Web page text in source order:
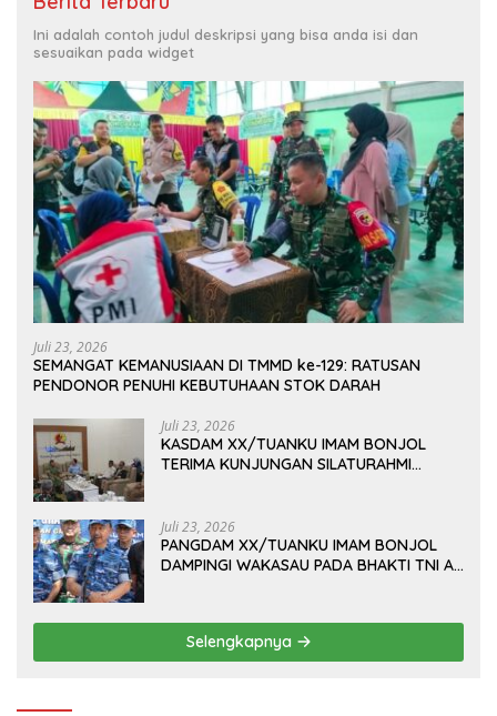
Ini adalah contoh judul deskripsi yang bisa anda isi dan
sesuaikan pada widget
Juli 23, 2026
SEMANGAT KEMANUSIAAN DI TMMD ke-129: RATUSAN
PENDONOR PENUHI KEBUTUHAAN STOK DARAH
Juli 23, 2026
KASDAM XX/TUANKU IMAM BONJOL
TERIMA KUNJUNGAN SILATURAHMI
Juli 23, 2026
PANGDAM XX/TUANKU IMAM BONJOL
DAMPINGI WAKASAU PADA BHAKTI TNI AU
Selengkapnya